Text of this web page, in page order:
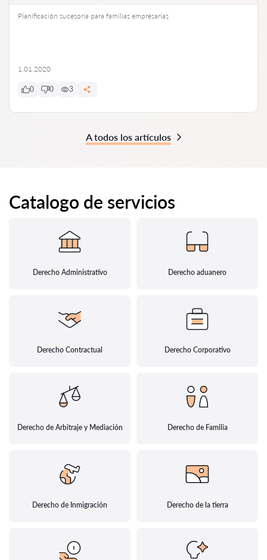
Planificación sucesoria para familias empresarias
1.01.2020
0 0 3
A todos los artículos
Catalogo de servicios
Derecho Administrativo Derecho aduanero
Derecho Contractual Derecho Corporativo
Derecho de Arbitraje y Mediación Derecho de Familia
Derecho de Inmigración Derecho de la tierra